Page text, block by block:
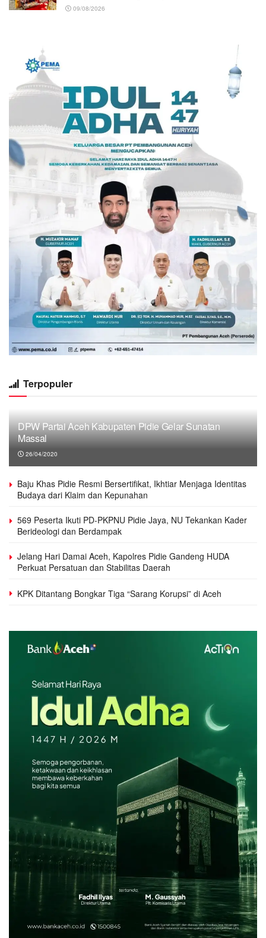
09/08/2026
Terpopuler
DPW Partai Aceh Kabupaten Pidie Gelar Sunatan
Massal
26/04/2020
Baju Khas Pidie Resmi Bersertifikat, Ikhtiar Menjaga Identitas
Budaya dari Klaim dan Kepunahan
569 Peserta Ikuti PD-PKPNU Pidie Jaya, NU Tekankan Kader
Berideologi dan Berdampak
Jelang Hari Damai Aceh, Kapolres Pidie Gandeng HUDA
Perkuat Persatuan dan Stabilitas Daerah
KPK Ditantang Bongkar Tiga “Sarang Korupsi” di Aceh